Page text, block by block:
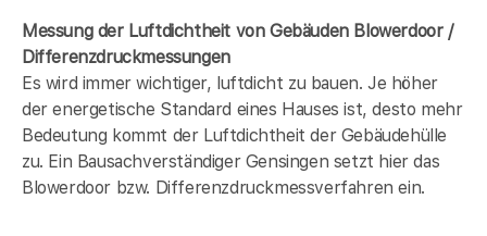
Messung der Luftdichtheit von Gebäuden Blowerdoor /
Differenzdruckmessungen
Es wird immer wichtiger, luftdicht zu bauen. Je höher
der energetische Standard eines Hauses ist, desto mehr
Bedeutung kommt der Luftdichtheit der Gebäudehülle
zu. Ein Bausachverständiger Gensingen setzt hier das
Blowerdoor bzw. Differenzdruckmessverfahren ein.